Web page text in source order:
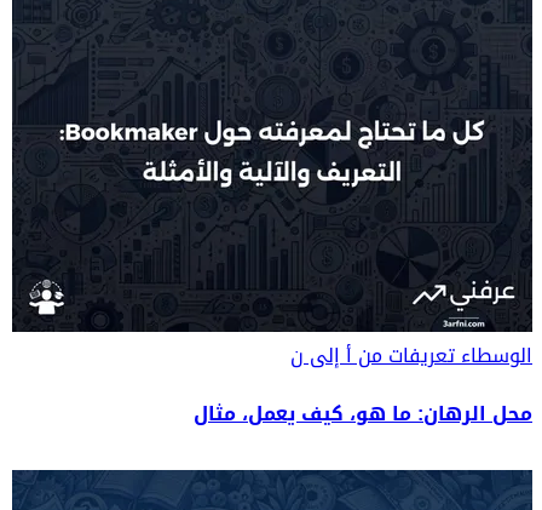
الوسطاءتعريفات من أ إلى ن
محل الرهان: ما هو، كيف يعمل، مثال